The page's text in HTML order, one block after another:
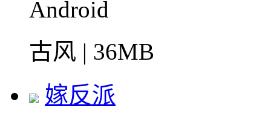
Android
古风 | 36MB
嫁反派